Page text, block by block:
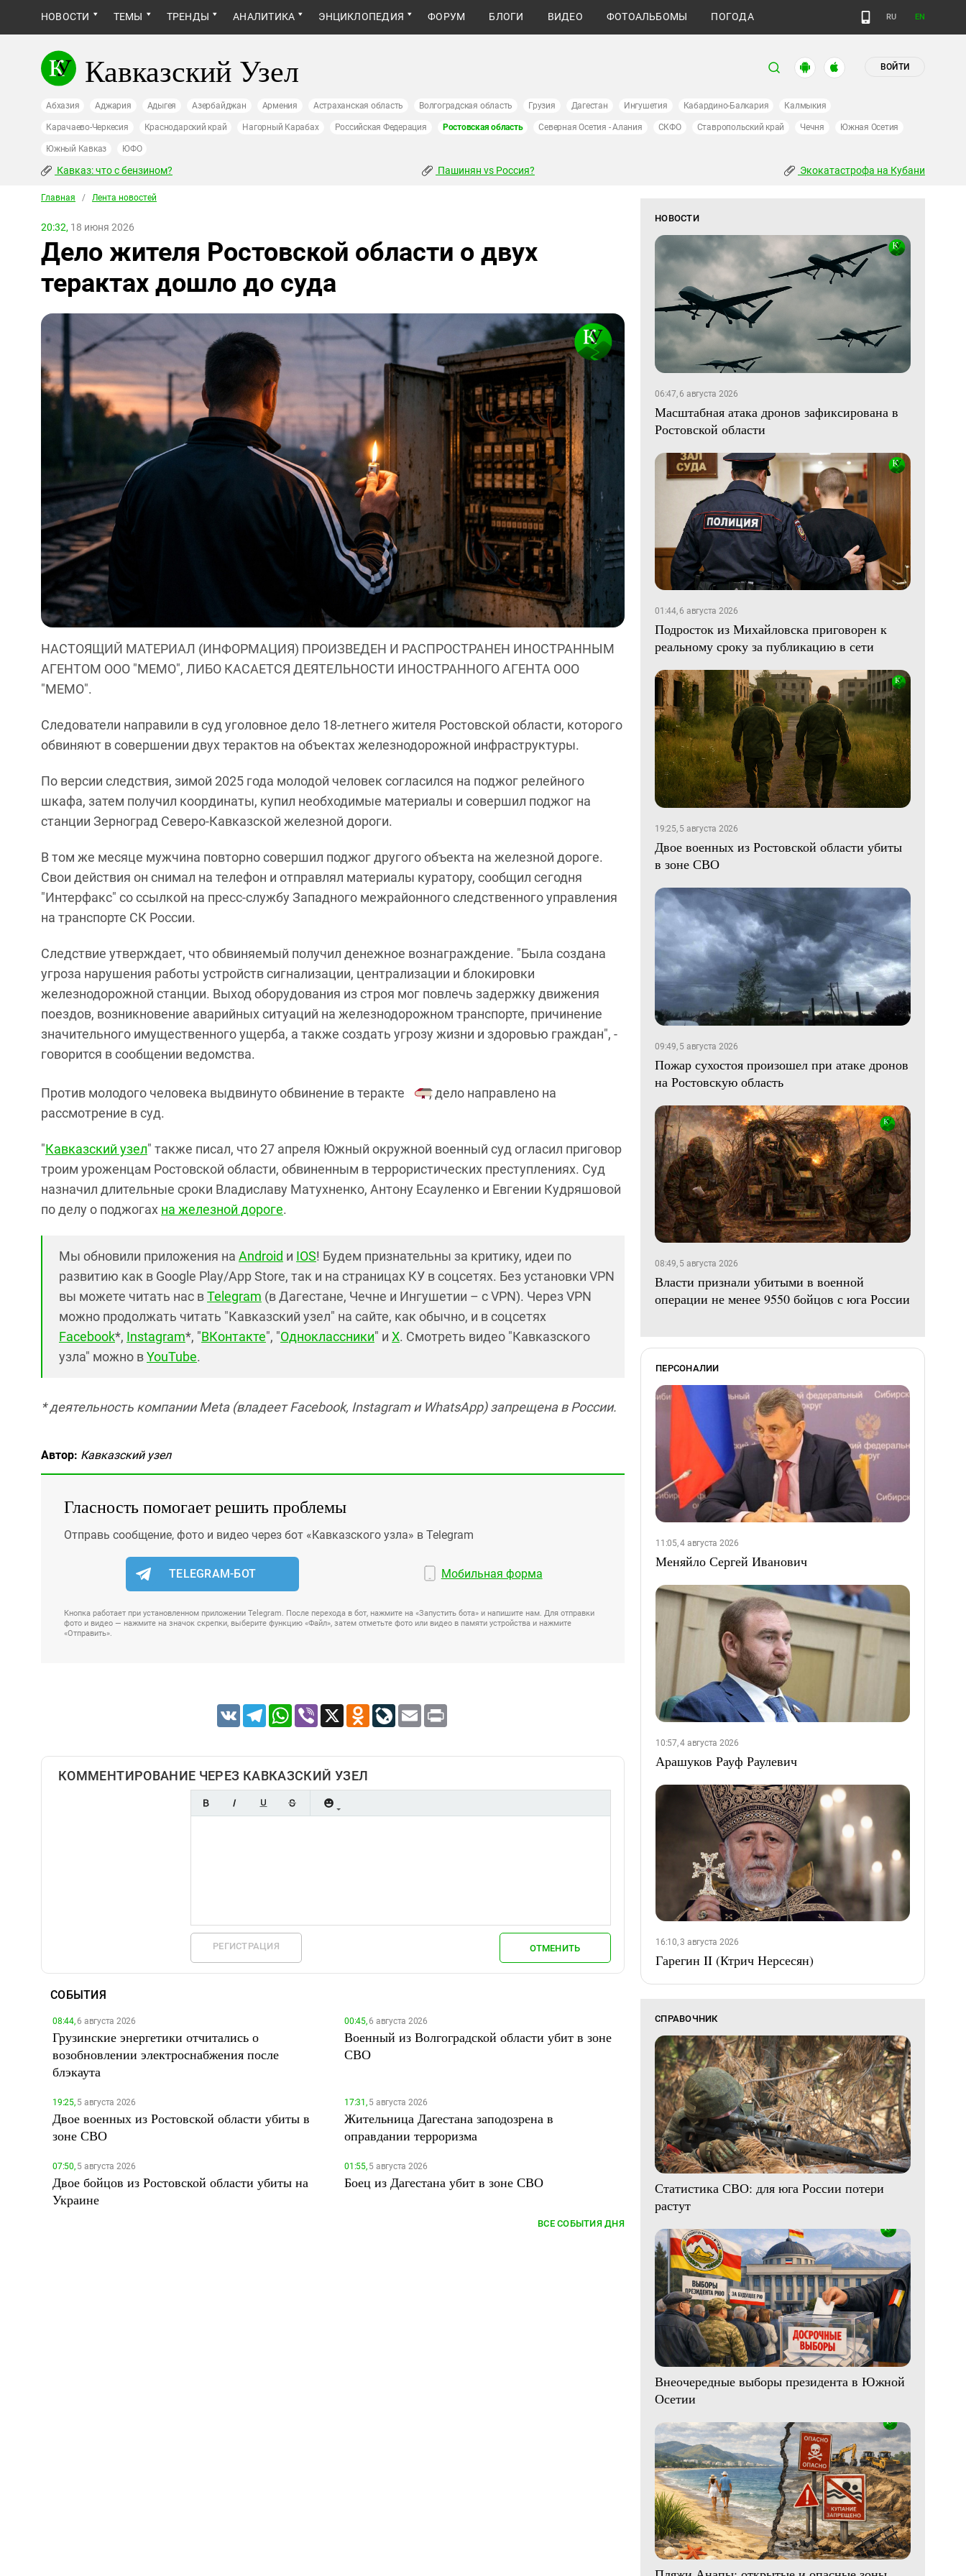
НОВОСТИ ТЕМЫ ТРЕНДЫ АНАЛИТИКА ЭНЦИКЛОПЕДИЯ ФОРУМ БЛОГИ ВИДЕО ФОТОАЛЬБОМЫ ПОГОДА RU EN
Кавказский Узел ВОЙТИ
Абхазия Аджария Адыгея Азербайджан Армения Астраханская область Волгоградская область Грузия Дагестан Ингушетия Кабардино-Балкария Калмыкия
Карачаево-Черкесия Краснодарский край Нагорный Карабах Российская Федерация Ростовская область Северная Осетия - Алания СКФО Ставропольский край Чечня Южная Осетия
Южный Кавказ ЮФО
Кавказ: что с бензином? Пашинян vs Россия? Экокатастрофа на Кубани
Главная / Лента новостей
20:32, 18 июня 2026
Дело жителя Ростовской области о двух
терактах дошло до суда
НАСТОЯЩИЙ МАТЕРИАЛ (ИНФОРМАЦИЯ) ПРОИЗВЕДЕН И РАСПРОСТРАНЕН ИНОСТРАННЫМ
АГЕНТОМ ООО "МЕМО", ЛИБО КАСАЕТСЯ ДЕЯТЕЛЬНОСТИ ИНОСТРАННОГО АГЕНТА ООО
"МЕМО".
Следователи направили в суд уголовное дело 18-летнего жителя Ростовской области, которого
обвиняют в совершении двух терактов на объектах железнодорожной инфраструктуры.
По версии следствия, зимой 2025 года молодой человек согласился на поджог релейного
шкафа, затем получил координаты, купил необходимые материалы и совершил поджог на
станции Зерноград Северо-Кавказской железной дороги.
В том же месяце мужчина повторно совершил поджог другого объекта на железной дороге.
Свои действия он снимал на телефон и отправлял материалы куратору, сообщил сегодня
"Интерфакс" со ссылкой на пресс-службу Западного межрайонного следственного управления
на транспорте СК России.
Следствие утверждает, что обвиняемый получил денежное вознаграждение. "Была создана
угроза нарушения работы устройств сигнализации, централизации и блокировки
железнодорожной станции. Выход оборудования из строя мог повлечь задержку движения
поездов, возникновение аварийных ситуаций на железнодорожном транспорте, причинение
значительного имущественного ущерба, а также создать угрозу жизни и здоровью граждан", -
говорится в сообщении ведомства.
Против молодого человека выдвинуто обвинение в теракте
, дело направлено на
рассмотрение в суд.
"Кавказский узел" также писал, что 27 апреля Южный окружной военный суд огласил приговор
троим уроженцам Ростовской области, обвиненным в террористических преступлениях. Суд
назначил длительные сроки Владиславу Матухненко, Антону Есауленко и Евгении Кудряшовой
по делу о поджогах на железной дороге.
Мы обновили приложения на Android и IOS! Будем признательны за критику, идеи по
развитию как в Google Play/App Store, так и на страницах КУ в соцсетях. Без установки VPN
вы можете читать нас вTelegram (в Дагестане, Чечне и Ингушетии – с VPN). Через VPN
можно продолжать читать "Кавказский узел" на сайте, как обычно, и в соцсетях
Facebook*, Instagram*, "ВКонтакте", "Одноклассники" и X. Смотреть видео "Кавказского
узла" можно вYouTube.
* деятельность компании Meta (владеет Facebook, Instagram и WhatsApp) запрещена в России.
Автор: Кавказский узел
Гласность помогает решить проблемы
Отправь сообщение, фото и видео через бот «Кавказского узла» в Telegram
TELEGRAM-БОТ Мобильная форма
Кнопка работает при установленном приложении Telegram. После перехода в бот, нажмите на «Запустить бота» и напишите нам. Для отправки
фото и видео — нажмите на значок скрепки, выберите функцию «Файл», затем отметьте фото или видео в памяти устройства и нажмите
«Отправить».
VK TelegramWhatsApp
Viber X Odnoklassniki
LiveJournal
Email
КОММЕНТИРОВАНИЕ ЧЕРЕЗ КАВКАЗСКИЙ УЗЕЛ
РЕГИСТРАЦИЯ ОТМЕНИТЬ
СОБЫТИЯ
08:44,6 августа 2026
Грузинские энергетики отчитались о
возобновлении электроснабжения после
блэкаута
00:45,6 августа 2026
Военный из Волгоградской области убит в зоне
СВО
19:25,5 августа 2026
Двое военных из Ростовской области убиты в
зоне СВО
17:31,5 августа 2026
Жительница Дагестана заподозрена в
оправдании терроризма
07:50,5 августа 2026
Двое бойцов из Ростовской области убиты на
Украине
01:55,5 августа 2026
Боец из Дагестана убит в зоне СВО
ВСЕ СОБЫТИЯ ДНЯ
НОВОСТИ
06:47, 6 августа 2026
Масштабная атака дронов зафиксирована в
Ростовской области
01:44, 6 августа 2026
Подросток из Михайловска приговорен к
реальному сроку за публикацию в сети
19:25, 5 августа 2026
Двое военных из Ростовской области убиты
в зоне СВО
09:49, 5 августа 2026
Пожар сухостоя произошел при атаке дронов
на Ростовскую область
08:49, 5 августа 2026
Власти признали убитыми в военной
операции не менее 9550 бойцов с юга России
ПЕРСОНАЛИИ
11:05, 4 августа 2026
Меняйло Сергей Иванович
10:57, 4 августа 2026
Арашуков Рауф Раулевич
16:10, 3 августа 2026
Гарегин II (Ктрич Нерсесян)
СПРАВОЧНИК
Статистика СВО: для юга России потери
растут
Внеочередные выборы президента в Южной
Осетии